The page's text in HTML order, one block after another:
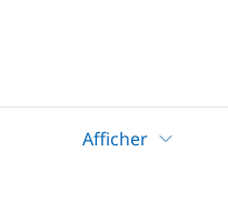
Congélateur
Afficher